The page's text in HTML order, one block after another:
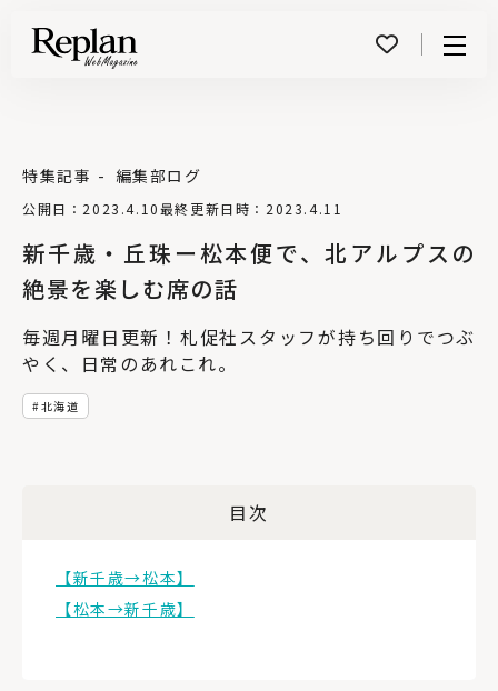
新千歳・丘珠ー松本便で、北アルプスの
絶景を楽しむ席の話
公開日：2023.4.10最終更新日時：2023.4.11
特集記事 編集部ログ
北海道
毎週月曜日更新！札促社スタッフが持ち回りでつぶ
やく、日常のあれこれ。
目次
【新千歳→松本】
【松本→新千歳】